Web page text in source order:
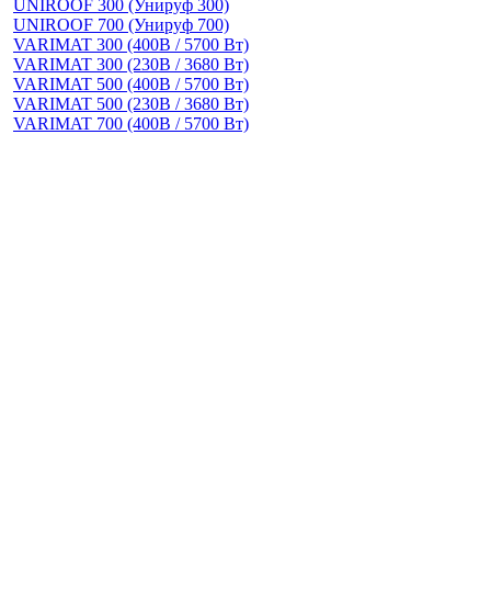
UNIROOF 300 (Унируф 300)
UNIROOF 700 (Унируф 700)
VARIMAT 300 (400В / 5700 Вт)
VARIMAT 300 (230В / 3680 Вт)
VARIMAT 500 (400В / 5700 Вт)
VARIMAT 500 (230В / 3680 Вт)
VARIMAT 700 (400В / 5700 Вт)